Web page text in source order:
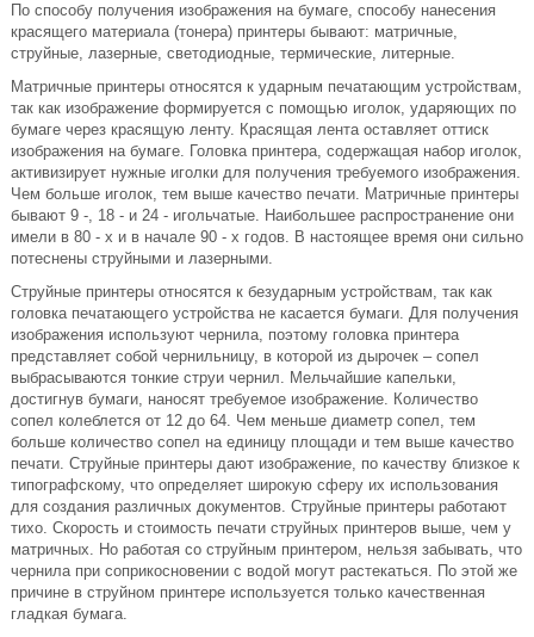
По способу получения изображения на бумаге, способу нанесения
красящего материала (тонера) принтеры бывают: матричные,
струйные, лазерные, светодиодные, термические, литерные.
Матричные принтеры относятся к ударным печатающим устройствам,
так как изображение формируется с помощью иголок, ударяющих по
бумаге через красящую ленту. Красящая лента оставляет оттиск
изображения на бумаге. Головка принтера, содержащая набор иголок,
активизирует нужные иголки для получения требуемого изображения.
Чем больше иголок, тем выше качество печати. Матричные принтеры
бывают 9 -, 18 - и 24 - игольчатые. Наибольшее распространение они
имели в 80 - х и в начале 90 - х годов. В настоящее время они сильно
потеснены струйными и лазерными.
Струйные принтеры относятся к безударным устройствам, так как
головка печатающего устройства не касается бумаги. Для получения
изображения используют чернила, поэтому головка принтера
представляет собой чернильницу, в которой из дырочек – сопел
выбрасываются тонкие струи чернил. Мельчайшие капельки,
достигнув бумаги, наносят требуемое изображение. Количество
сопел колеблется от 12 до 64. Чем меньше диаметр сопел, тем
больше количество сопел на единицу площади и тем выше качество
печати. Струйные принтеры дают изображение, по качеству близкое к
типографскому, что определяет широкую сферу их использования
для создания различных документов. Струйные принтеры работают
тихо. Скорость и стоимость печати струйных принтеров выше, чем у
матричных. Но работая со струйным принтером, нельзя забывать, что
чернила при соприкосновении с водой могут растекаться. По этой же
причине в струйном принтере используется только качественная
гладкая бумага.